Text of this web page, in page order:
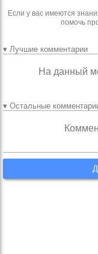
Если у вас имеются
помочь
▾ Лучшие комментарии
На данный
▾ Остальные